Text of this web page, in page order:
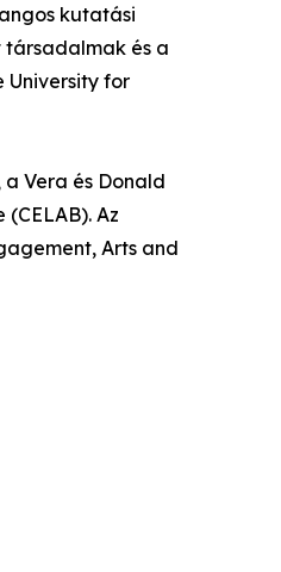
kutatási
társadalmak és a
University for
Vera és Donald
Az
Arts and